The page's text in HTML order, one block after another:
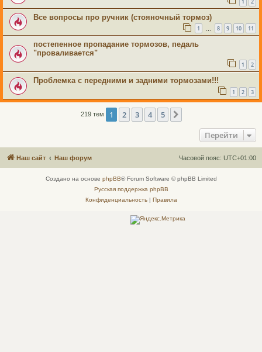
Все вопросы про ручник (стояночный тормоз)
1 8 9 10 11
постепенное пропадание тормозов, педаль
"проваливается"
1 2
Проблемка с передними и задними тормозами!!!
1 2 3
219 тем 1 2 3 4 5
Перейти
Наш сайт Наш форум Часовой пояс: UTC+01:00
Создано на основе phpBB® Forum Software © phpBB Limited
Русская поддержка phpBB
Конфиденциальность| Правила